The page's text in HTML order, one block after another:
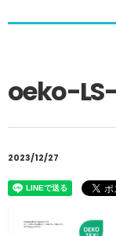
oeko-
2023/12/27